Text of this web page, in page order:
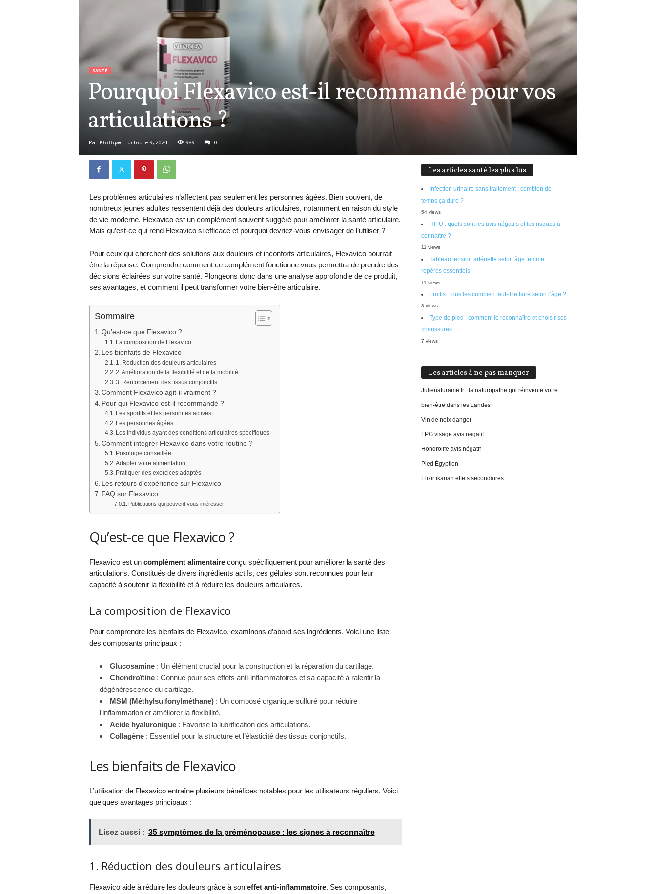
SANTÉ
Pourquoi Flexavico est-il recommandé pour vos
articulations ?
Par Phillipe- octobre 9, 2024 989 0
Les problèmes articulaires n’affectent pas seulement les personnes âgées. Bien souvent, de
nombreux jeunes adultes ressentent déjà des douleurs articulaires, notamment en raison du style
de vie moderne. Flexavico est un complément souvent suggéré pour améliorer la santé articulaire.
Mais qu’est-ce qui rend Flexavico si efficace et pourquoi devriez-vous envisager de l’utiliser ?
Pour ceux qui cherchent des solutions aux douleurs et inconforts articulaires, Flexavico pourrait
être la réponse. Comprendre comment ce complément fonctionne vous permettra de prendre des
décisions éclairées sur votre santé. Plongeons donc dans une analyse approfondie de ce produit,
ses avantages, et comment il peut transformer votre bien-être articulaire.
Sommaire
Qu’est-ce que Flexavico ?
La composition de Flexavico
Les bienfaits de Flexavico
1. Réduction des douleurs articulaires
2. Amélioration de la flexibilité et de la mobilité
3. Renforcement des tissus conjonctifs
Comment Flexavico agit-il vraiment ?
Pour qui Flexavico est-il recommandé ?
Les sportifs et les personnes actives
Les personnes âgées
Les individus ayant des conditions articulaires spécifiques
Comment intégrer Flexavico dans votre routine ?
Posologie conseillée
Adapter votre alimentation
Pratiquer des exercices adaptés
Les retours d’expérience sur Flexavico
FAQ sur Flexavico
Publications qui peuvent vous intéresser :
Qu’est-ce que Flexavico ?
Flexavico est un complément alimentaireconçu spécifiquement pour améliorer la santé des
articulations. Constitués de divers ingrédients actifs, ces gélules sont reconnues pour leur
capacité à soutenir la flexibilité et à réduire les douleurs articulaires.
La composition de Flexavico
Pour comprendre les bienfaits de Flexavico, examinons d’abord ses ingrédients. Voici une liste
des composants principaux :
Glucosamine: Un élément crucial pour la construction et la réparation du cartilage.
Chondroïtine: Connue pour ses effets anti-inflammatoires et sa capacité à ralentir la
dégénérescence du cartilage.
MSM (Méthylsulfonylméthane): Un composé organique sulfuré pour réduire
l’inflammation et améliorer la flexibilité.
Acide hyaluronique: Favorise la lubrification des articulations.
Collagène: Essentiel pour la structure et l’élasticité des tissus conjonctifs.
Les bienfaits de Flexavico
L’utilisation de Flexavico entraîne plusieurs bénéfices notables pour les utilisateurs réguliers. Voici
quelques avantages principaux :
Lisez aussi : 35 symptômes de la préménopause : les signes à reconnaître
1. Réduction des douleurs articulaires
Flexavico aide à réduire les douleurs grâce à son effet anti-inflammatoire. Ses composants,
Les articles santé les plus lus
Infection urinaire sans traitement : combien de
temps ça dure ?
54 views
HIFU : quels sont les avis négatifs et les risques à
connaître ?
11 views
Tableau tension artérielle selon âge femme :
repères essentiels
11 views
Frottis : tous les combien faut-il le faire selon l’âge ?
8 views
Type de pied : comment le reconnaître et choisir ses
chaussures
7 views
Les articles à ne pas manquer
Julienaturame.fr : la naturopathe qui réinvente votre
bien-être dans les Landes
Vin de noix danger
LPG visage avis négatif
Hondrolife avis négatif
Pied Égyptien
Elixir ikarian effets secondaires